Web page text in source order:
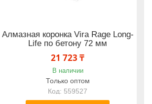
Алмазная коронка Vira Rage Long-
Life по бетону 72 мм
21 723 ₸
В наличии
Только оптом
559527